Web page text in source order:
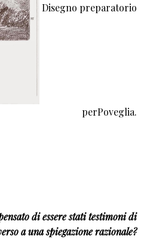
Disegno preparatorio
perPoveglia.
di essere stati testimoni di
a una spiegazione razionale?